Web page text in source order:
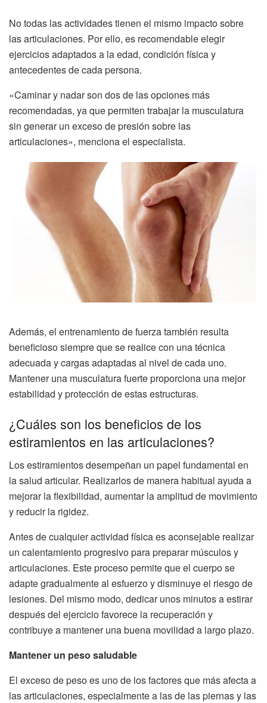
No todas las actividades tienen el mismo impacto sobre
las articulaciones. Por ello, es recomendable elegir
ejercicios adaptados a la edad, condición física y
antecedentes de cada persona.
«Caminar y nadar son dos de las opciones más
recomendadas, ya que permiten trabajar la musculatura
sin generar un exceso de presión sobre las
articulaciones», menciona el especialista.
Además, el entrenamiento de fuerza también resulta
beneficioso siempre que se realice con una técnica
adecuada y cargas adaptadas al nivel de cada uno.
Mantener una musculatura fuerte proporciona una mejor
estabilidad y protección de estas estructuras.
¿Cuáles son los beneficios de los
estiramientos en las articulaciones?
Los estiramientos desempeñan un papel fundamental en
la salud articular. Realizarlos de manera habitual ayuda a
mejorar la flexibilidad, aumentar la amplitud de movimiento
y reducir la rigidez.
Antes de cualquier actividad física es aconsejable realizar
un calentamiento progresivo para preparar músculos y
articulaciones. Este proceso permite que el cuerpo se
adapte gradualmente al esfuerzo y disminuye el riesgo de
lesiones. Del mismo modo, dedicar unos minutos a estirar
después del ejercicio favorece la recuperación y
contribuye a mantener una buena movilidad a largo plazo.
Mantener un peso saludable
El exceso de peso es uno de los factores que más afecta a
las articulaciones, especialmente a las de las piernas y las